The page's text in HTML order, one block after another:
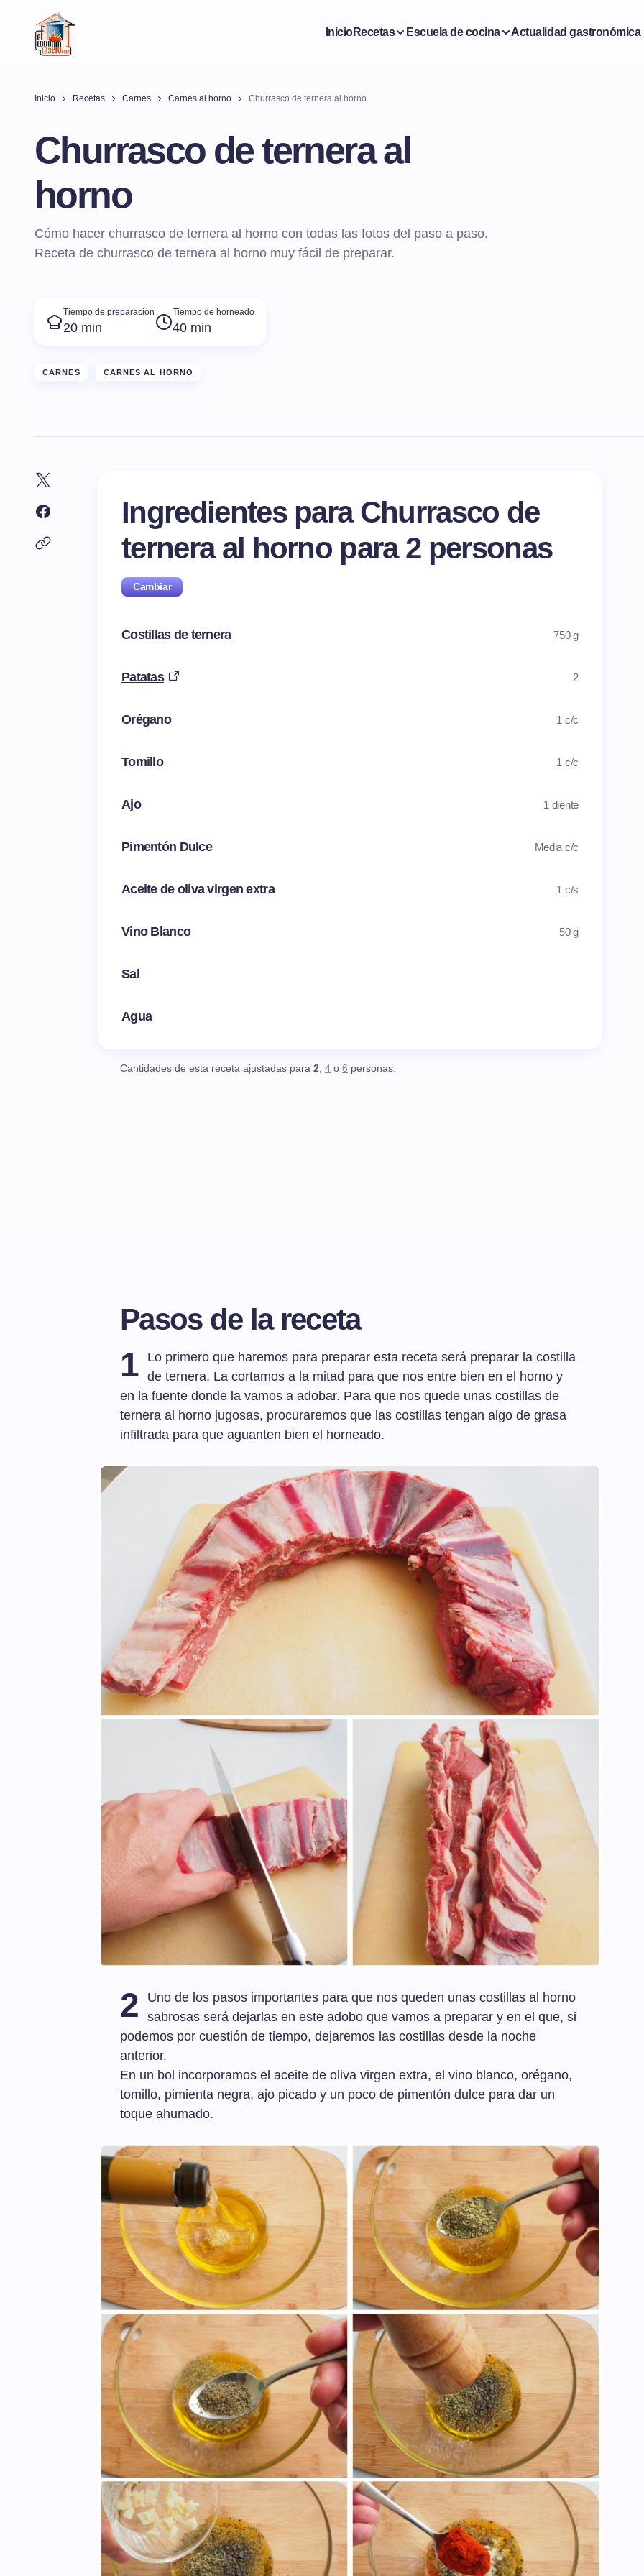
InicioRecetas Escuela de cocina Actualidad gastronómica
Inicio Recetas Carnes Carnes al horno Churrasco de ternera al horno
Churrasco de ternera al
horno
Cómo hacer churrasco de ternera al horno con todas las fotos del paso a paso.
Receta de churrasco de ternera al horno muy fácil de preparar.
Tiempo de preparación
20 min
Tiempo de horneado
40 min
CARNES CARNES AL HORNO
Ingredientes para Churrasco de
ternera al horno para2 personas
Costillas de ternera 750 g
Patatas 2
Orégano 1 c/c
Tomillo 1 c/c
Ajo 1 diente
Pimentón Dulce Media c/c
Aceite de oliva virgen extra 1 c/s
Vino Blanco 50 g
Sal
Agua
Cantidades de esta receta ajustadas para 2, 4 o 6 personas.
Pasos de la receta
1
Lo primero que haremos para preparar esta receta será preparar la costilla
de ternera. La cortamos a la mitad para que nos entre bien en el horno y
en la fuente donde la vamos a adobar. Para que nos quede unas costillas de
ternera al horno jugosas, procuraremos que las costillas tengan algo de grasa
infiltrada para que aguanten bien el horneado.
2
Uno de los pasos importantes para que nos queden unas costillas al horno
sabrosas será dejarlas en este adobo que vamos a preparar y en el que, si
podemos por cuestión de tiempo, dejaremos las costillas desde la noche
anterior.
En un bol incorporamos el aceite de oliva virgen extra, el vino blanco, orégano,
tomillo, pimienta negra, ajo picado y un poco de pimentón dulce para dar un
toque ahumado.